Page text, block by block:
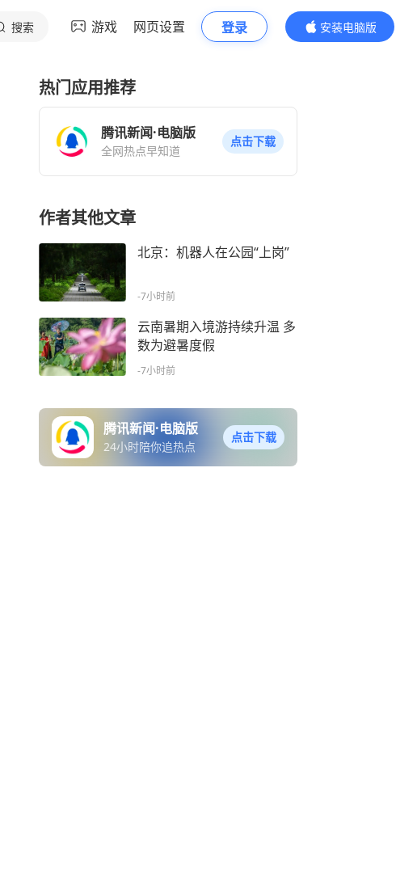
搜索 游戏 网页设置 登录
安装电脑版
内容更精彩
热门应用推荐
腾讯新闻·电脑版
全网热点早知道
点击下载
作者其他文章
北京：机器人在公园“上岗”
-7小时前
云南暑期入境游持续升温 多
数为避暑度假
-7小时前
腾讯新闻·电脑版
24小时陪你追热点
点击下载